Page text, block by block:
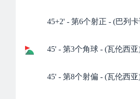
45+2' - 第6个射正 - (巴列
45' - 第3个角球 - (瓦伦西亚
45' - 第8个射偏 - (瓦伦西亚